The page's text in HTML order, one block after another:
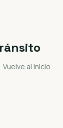
al inicio